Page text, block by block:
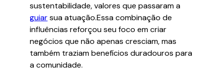
sustentabilidade, valores que passaram a
guiarsua atuação.Essa combinação de
influências reforçou seu foco em criar
negócios que não apenas cresciam, mas
também traziam benefícios duradouros para
a comunidade.